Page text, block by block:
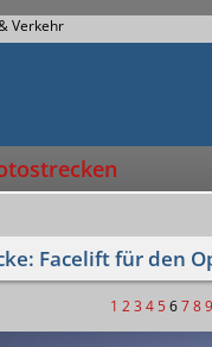
Verkehr
Facelift für den
1 2 3 4 5 6 7 8 9